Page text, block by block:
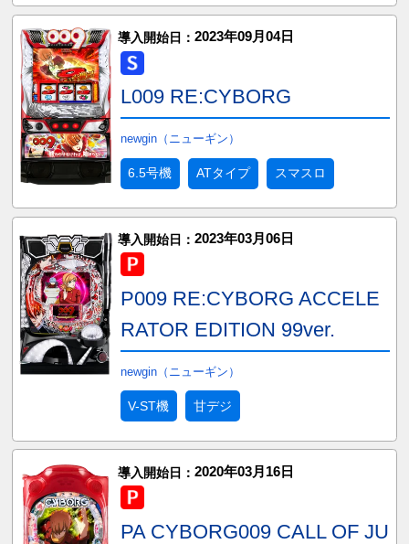
導入開始日： 2023年09月04日
L009 RE:CYBORG
newgin（ニューギン）
6.5号機 ATタイプ スマスロ
導入開始日： 2023年03月06日
P009 RE:CYBORG ACCELE
RATOR EDITION 99ver.
newgin（ニューギン）
V-ST機 甘デジ
導入開始日： 2020年03月16日
PA CYBORG009 CALL OF JU